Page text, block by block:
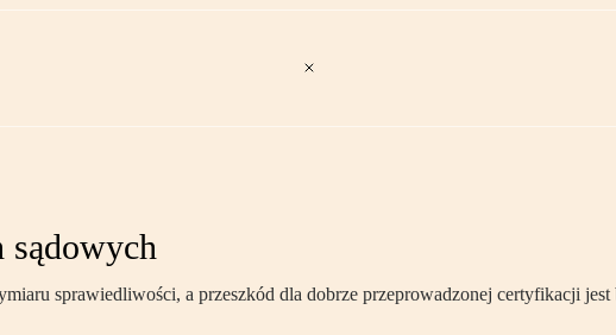
sprawiedliwości, a przeszkód dla dobrze przeprowadzonej certyfikacji jest